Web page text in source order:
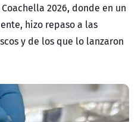
2026, donde en un
hizo repaso a las
y de los que lo lanzaron